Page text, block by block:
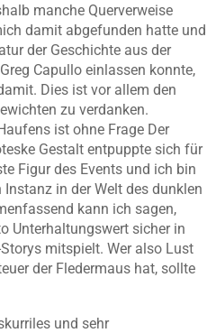
manche Querverweise
damit abgefunden hatte und
der Geschichte aus der
Greg Capullo einlassen konnte,
Dies ist vor allem den
zu verdanken.
ist ohne Frage Der
Gestalt entpuppte sich für
Figur des Events und ich bin
in der Welt des dunklen
kann ich sagen,
Unterhaltungswert sicher in
mitspielt. Wer also Lust
der Fledermaus hat, sollte
und sehr